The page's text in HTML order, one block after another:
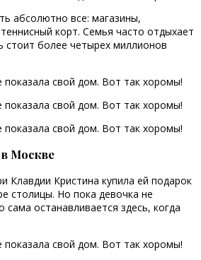
абсолютно все: магазины,
корт. Семья часто отдыхает
стоит более четырех миллионов
Москве
Клавдии Кристина купила ей подарок
столицы. Но пока девочка не
сама останавливается здесь, когда